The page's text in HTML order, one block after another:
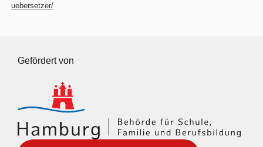
uebersetzer/
Gefördert von